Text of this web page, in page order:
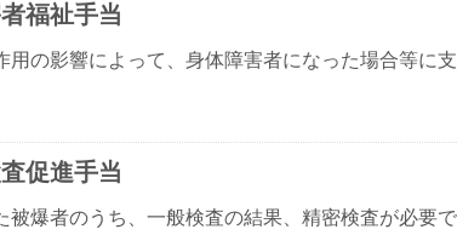
福祉手当
用の影響によって、身体障害者になった場合等に支
促進手当
被爆者のうち、一般検査の結果、精密検査が必要